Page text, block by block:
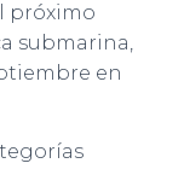
próximo
submarina,
en